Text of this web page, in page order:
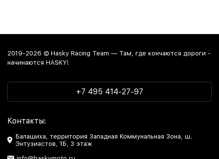
2019-2026 © Hasky Racing Team — Там, где кончаются дороги -
начинаются HASKY!
+7 495 414-27-97
Контакты:
Балашиха, территория Западная Коммунальная Зона, ш.
Энтузиастов, 1Б, 3 этаж